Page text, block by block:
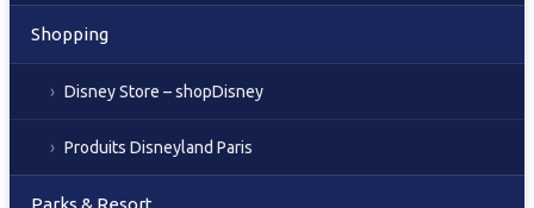
Shopping
Disney Store – shopDisney
Produits Disneyland Paris
Parks & Resort